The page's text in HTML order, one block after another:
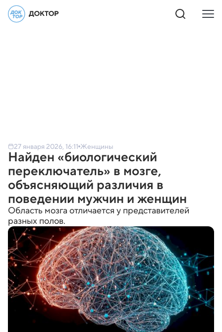
27 января 2026, 16:11 Женщины
Найден «биологический
переключатель» в мозге,
объясняющий различия в
поведении мужчин и женщин
Область мозга отличается у представителей
разных полов.